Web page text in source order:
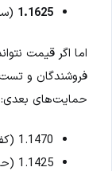
1.1625
فروشندگان و تست دوباره
حمایت‌های بعدی:
1.1470 (کف 5 نوامبر)
1.1425 (حمایت کانال نزولی)